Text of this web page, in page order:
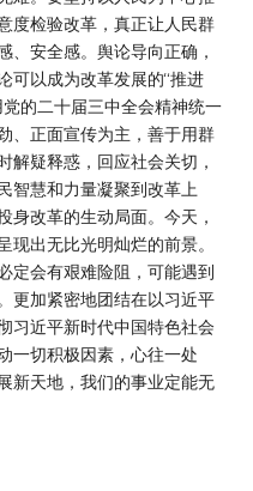
度检验改革，真正让人民群
、安全感。舆论导向正确，
可以成为改革发展的“推进
的二十届三中全会精神统一
、正面宣传为主，善于用群
解疑释惑，回应社会关切，
智慧和力量凝聚到改革上
身改革的生动局面。今天，
出无比光明灿烂的前景。
定会有艰难险阻，可能遇到
更加紧密地团结在以习近平
习近平新时代中国特色社会
一切积极因素，心往一处
新天地，我们的事业定能无